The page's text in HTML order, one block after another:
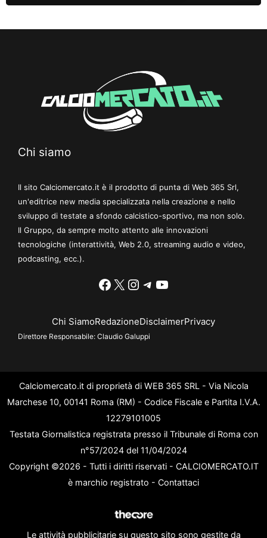
Chi siamo
Il sito Calciomercato.it è il prodotto di punta di Web 365 Srl,
un'editrice new media specializzata nella creazione e nello
sviluppo di testate a sfondo calcistico-sportivo, ma non solo.
Il Gruppo, da sempre molto attento alle innovazioni
tecnologiche (interattività, Web 2.0, streaming audio e video,
podcasting, ecc.).
Facebook
X Instagram
Telegram
YouTube
Chi SiamoRedazioneDisclaimerPrivacy
Direttore Responsabile: Claudio Galuppi
Calciomercato.it di proprietà di WEB 365 SRL - Via Nicola
Marchese 10, 00141 Roma (RM) - Codice Fiscale e Partita I.V.A.
12279101005
Testata Giornalistica registrata presso il Tribunale di Roma con
n°57/2024 del 11/04/2024
Copyright ©2026 - Tutti i diritti riservati - CALCIOMERCATO.IT
è marchio registrato - Contattaci
Le attività pubblicitarie su questo sito sono gestite da